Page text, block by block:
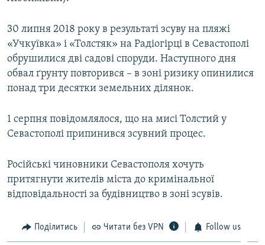
30 липня 2018 року в результаті зсуву на пляжі
«Учкуївка» і «Толстяк» на Радіогірці в Севастополі
обрушилися дві садові споруди. Наступного дня
обвал ґрунту повторився – в зоні ризику опинилися
понад три десятки земельних ділянок.
1 серпня повідомлялося, що на мисі Толстий у
Севастополі припинився зсувний процес.
Російські чиновники Севастополя хочуть
притягнути жителів міста до кримінальної
відповідальності за будівництво в зоні зсувів.
Поділитись Читати без VPN Follow us